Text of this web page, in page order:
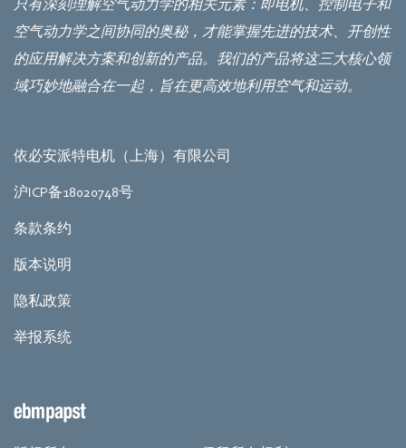
只有深刻理解空气动力学的相关元素：即电机、控制电子和
空气动力学之间协同的奥秘，才能掌握先进的技术、开创性
的应用解决方案和创新的产品。我们的产品将这三大核心领
域巧妙地融合在一起，旨在更高效地利用空气和运动。
依必安派特电机（上海）有限公司
沪ICP备18020748号
条款条约
版本说明
隐私政策
举报系统